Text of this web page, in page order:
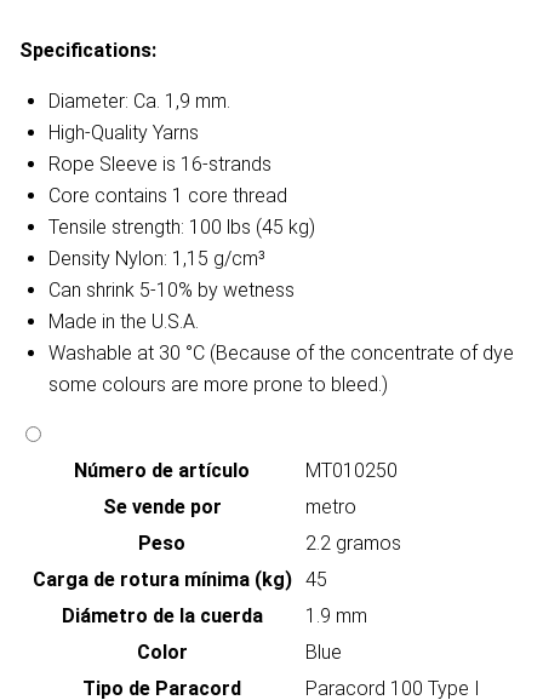
Specifications:
Diameter: Ca. 1,9 mm.
High-Quality Yarns
Rope Sleeve is 16-strands
Core contains 1 core thread
Tensile strength: 100 lbs (45 kg)
Density Nylon: 1,15 g/cm³
Can shrink 5-10% by wetness
Made in the U.S.A.
Washable at 30 °C (Because of the concentrate of dye
some colours are more prone to bleed.)
Número de artículo
MT010250
Se vende por
metro
Peso
2.2 gramos
Carga de rotura mínima (kg)
45
Diámetro de la cuerda
1.9 mm
Color
Blue
Tipo de Paracord
Paracord 100 Type I